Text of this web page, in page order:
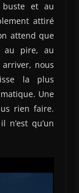
buste et au
attiré
attend que
au pire, au
nous
la plus
Une
rien faire.
n’est qu’un